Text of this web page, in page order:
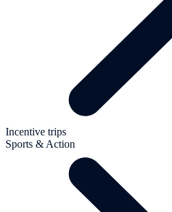
Incentive trips
Sports & Action